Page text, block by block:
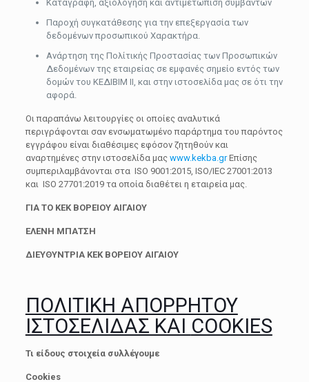
Καταγραφή, αξιολόγηση και αντιμετώπιση συμβάντων
Παροχή συγκατάθεσης για την επεξεργασία των
δεδομένων προσωπικού Χαρακτήρα.
Ανάρτηση της Πολίτικής Προστασίας των Προσωπικών
Δεδομένων της εταιρείας σε εμφανές σημείο εντός των
δομών του ΚΕΔΙΒΙΜ ΙΙ, και στην ιστοσελίδα μας σε ότι την
αφορά.
Οι παραπάνω λειτουργίες οι οποίες αναλυτικά
περιγράφονται σαν ενσωματωμένο παράρτημα του παρόντος
εγγράφου είναι διαθέσιμες εφόσον ζητηθούν και
αναρτημένες στην ιστοσελίδα μας www.kekba.grΕπίσης
συμπεριλαμβάνονται στα ISO 9001:2015, ISO/IEC 27001:2013
και ISO 27701:2019 τα οποία διαθέτει η εταιρεία μας.
ΓΙΑ ΤΟ ΚΕΚ ΒΟΡΕΙΟΥ ΑΙΓΑΙΟΥ
ΕΛΕΝΗ ΜΠΑΤΣΗ
ΔΙΕΥΘΥΝΤΡΙΑ ΚΕΚ ΒΟΡΕΙΟΥ ΑΙΓΑΙΟΥ
ΠΟΛΙΤΙΚΗ ΑΠΟΡΡΗΤΟΥ
ΙΣΤΟΣΕΛΙΔΑΣ ΚΑΙ COOKIES
Τι είδους στοιχεία συλλέγουμε
Cookies